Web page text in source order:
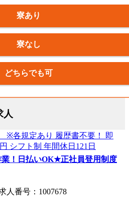
寮あり
寮なし
どちらでも可
人
！日払いOK★正社員登用制度
番号：1007678